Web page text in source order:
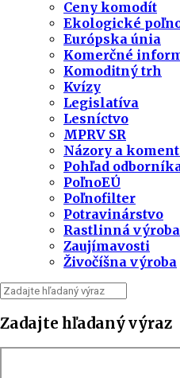
Ceny komodít
Ekologické
Európska únia
Komerčné
Komoditný trh
Kvízy
Legislatíva
Lesníctvo
MPRV SR
Názory a
Pohľad
PoľnoEÚ
Poľnofilter
Potravinárstvo
Rastlinná výroba
Zaujímavosti
Živočíšna výroba
Zadajte hľadaný výraz